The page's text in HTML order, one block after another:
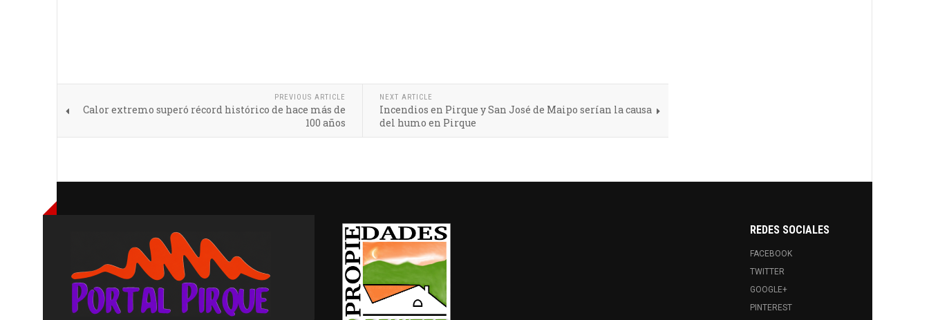
PREVIOUS ARTICLE
Calor extremo superó récord histórico de hace más de
100 años
NEXT ARTICLE
Incendios en Pirque y San José de Maipo serían la causa
del humo en Pirque
REDES SOCIALES
FACEBOOK
TWITTER
GOOGLE+
PINTEREST